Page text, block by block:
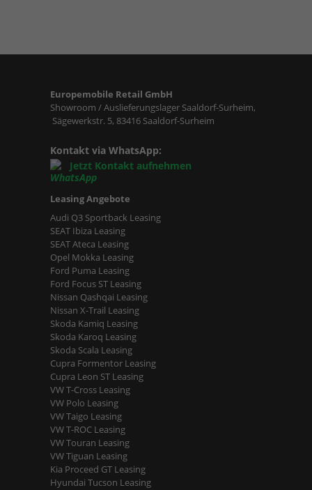
Europemobile Retail GmbH
Showroom / Auslieferungslager Saaldorf-Surheim,
Sägewerkstr. 5, 83416 Saaldorf-Surheim
Kontakt via WhatsApp:
Jetzt Kontakt aufnehmen
Leasing Angebote
Audi Q3 Sportback Leasing
SEAT Ibiza Leasing
SEAT Ateca Leasing
Opel Mokka Leasing
Ford Puma Leasing
Ford Focus ST Leasing
Nissan Qashqai Leasing
Nissan X-Trail Leasing
Skoda Kamiq Leasing
Skoda Karoq Leasing
Skoda Scala Leasing
Cupra Formentor Leasing
Cupra Leon ST Leasing
VW T-Cross Leasing
VW Polo Leasing
VW Taigo Leasing
VW T-ROC Leasing
VW Touran Leasing
VW Tiguan Leasing
Kia Proceed GT Leasing
Hyundai Tucson Leasing